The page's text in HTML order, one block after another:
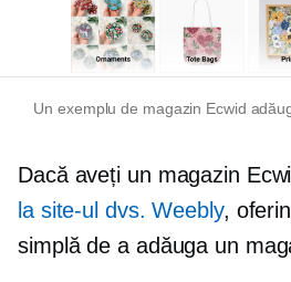
Un exemplu de magazin Ecwid
Dacă aveți un magazin
la site-ul dvs. Weebly,
simplă de a adăuga un